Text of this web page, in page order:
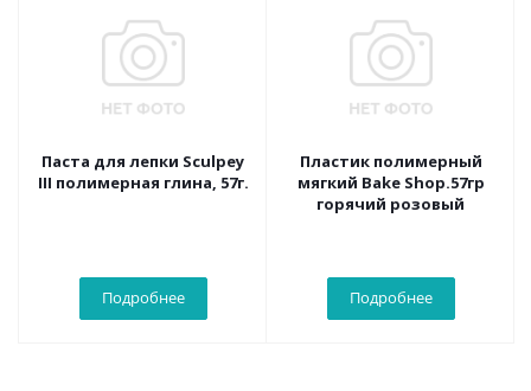
Паста для лепки Sculpey
III полимерная глина, 57г.
Подробнее
Пластик полимерный
мягкий Bake Shop.57гр
горячий розовый
Подробнее